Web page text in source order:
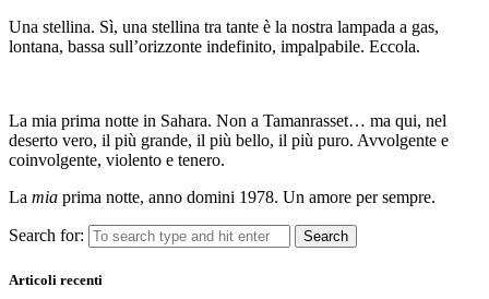
Una stellina. Sì, una stellina tra tante è la nostra lampada a gas,
lontana, bassa sull’orizzonte indefinito, impalpabile. Eccola.
La mia prima notte in Sahara. Non a Tamanrasset… ma qui, nel
deserto vero, il più grande, il più bello, il più puro. Avvolgente e
coinvolgente, violento e tenero.
La mia prima notte, anno domini 1978. Un amore per sempre.
Search for:
Articoli recenti